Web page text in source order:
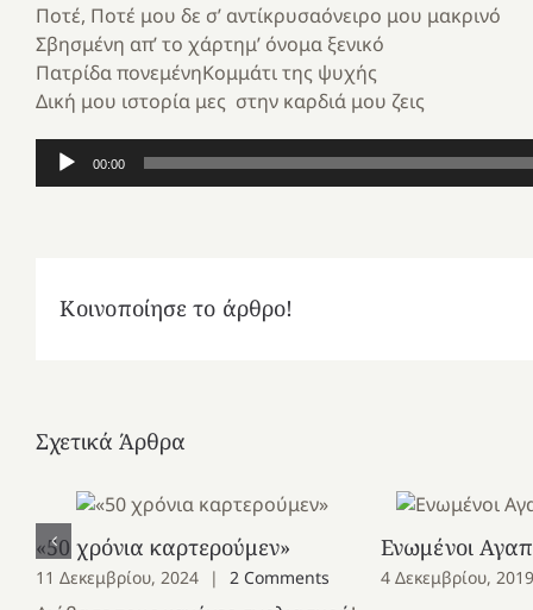
Ποτέ, Ποτέ μου δε σ’ αντίκρυσαόνειρο μου μακρινό
Σβησμένη απ’ το χάρτημ’ όνομα ξενικό
Πατρίδα πονεμένηΚομμάτι της ψυχής
Δική μου ιστορία μες στην καρδιά μου ζεις
Πρόγραμμα
Αναπαραγωγής
00:00
Κοινοποίησε το άρθρο!
Σχετικά Άρθρα
«50 χρόνια καρτερούμεν»
11 Δεκεμβρίου, 2024 | 2 Comments
Ενωμένοι
4 Δεκεμβρίου, 2019